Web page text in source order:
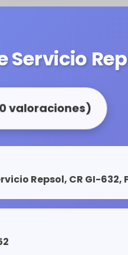
Servicio
valoraciones)
Repsol, CR GI-